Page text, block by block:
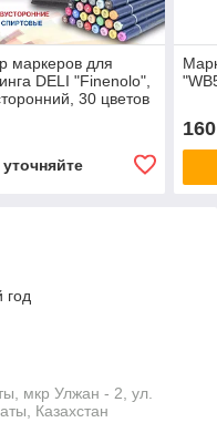
маркеров для
DELI "Finenolo",
30 цветов
160
год
мкр Улжан - 2, ул.
Казахстан